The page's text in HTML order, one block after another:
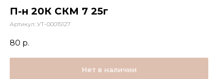
П-н 20К СКМ 7 25г
Артикул: УТ-00015127
80 р.
Нет в наличии